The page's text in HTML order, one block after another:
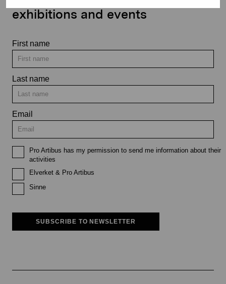
exhibitions and events
First name
Last name
Email
Pro Artibus has my permission to send me information about their
activities
Elverket & Pro Artibus
Sinne
SUBSCRIBE TO NEWSLETTER